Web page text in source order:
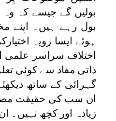
بولیں گے جیسے کہ
بول رہے ہیں۔ اپنے
ہوئے ایسا رویہ
اختلاف سراسر
ذاتی مفاد سے کوئی
گہرائی کے ساتھ
ان سب کی حقیقت
زیادہ اور کچھ نہیں۔